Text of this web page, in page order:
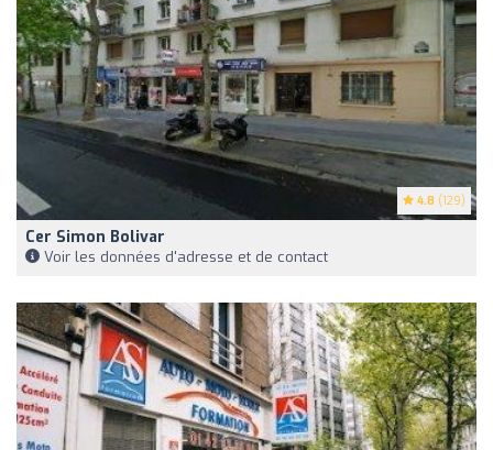
4.8 (129)
Cer Simon Bolivar
Voir les données d'adresse et de contact